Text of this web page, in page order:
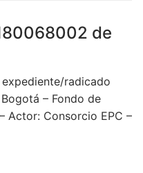
de
radicado
– Fondo de
Actor: Consorcio EPC –